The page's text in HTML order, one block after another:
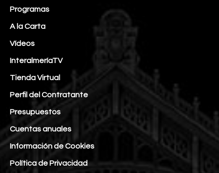
Programas
A la Carta
Vídeos
InteralmeríaTV
Tienda Virtual
Perfil del Contratante
Presupuestos
Cuentas anuales
Información de Cookies
Política de Privacidad